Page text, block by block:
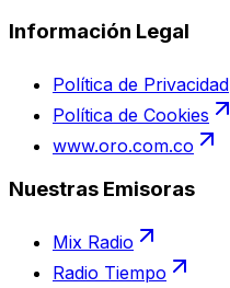
Información Legal
Política de Privacidad
Política de Cookies
www.oro.com.co
Nuestras Emisoras
Mix Radio
Radio Tiempo